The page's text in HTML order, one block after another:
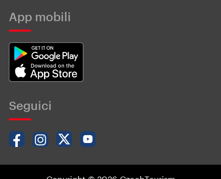
App mobili
Seguici